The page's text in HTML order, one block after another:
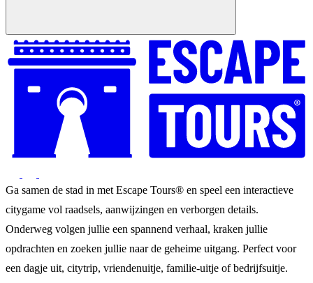
Ga samen de stad in met Escape Tours® en speel een interactieve
citygame vol raadsels, aanwijzingen en verborgen details.
Onderweg volgen jullie een spannend verhaal, kraken jullie
opdrachten en zoeken jullie naar de geheime uitgang. Perfect voor
een dagje uit, citytrip, vriendenuitje, familie-uitje of bedrijfsuitje.